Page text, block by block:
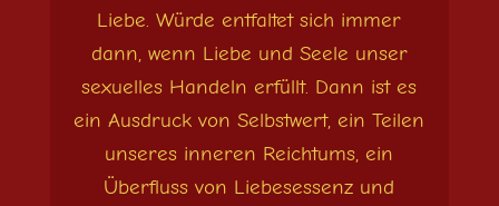
Liebe. Würde entfaltet sich immer
dann, wenn Liebe und Seele unser
sexuelles Handeln erfüllt. Dann ist es
ein Ausdruck von Selbstwert, ein Teilen
unseres inneren Reichtums, ein
Überfluss von Liebesessenz und